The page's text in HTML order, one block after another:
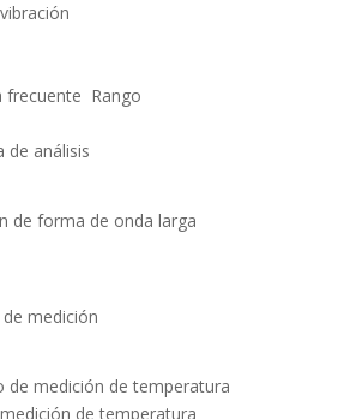
frecuente Rango
de análisis
de forma de onda larga
medición
de medición de temperatura
de temperatura